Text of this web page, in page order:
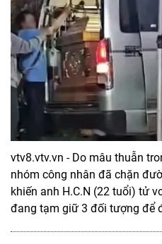
vtv8.vtv.vn - Do mâu thuẫn
nhóm công nhân đã chặn
khiến anh H.C.N (22 tuổi) tử
đang tạm giữ 3 đối tượng để